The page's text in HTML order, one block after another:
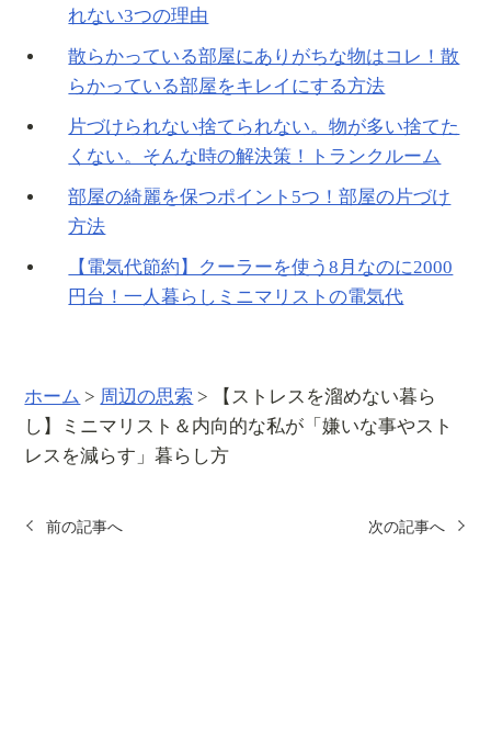
れない3つの理由
散らかっている部屋にありがちな物はコレ！散
らかっている部屋をキレイにする方法
片づけられない捨てられない。物が多い捨てた
くない。そんな時の解決策！トランクルーム
部屋の綺麗を保つポイント5つ！部屋の片づけ
方法
【電気代節約】クーラーを使う8月なのに2000
円台！一人暮らしミニマリストの電気代
ホーム > 周辺の思索 >
【ストレスを溜めない暮ら
し】ミニマリスト＆内向的な私が「嫌いな事やスト
レスを減らす」暮らし方
前の記事へ 次の記事へ